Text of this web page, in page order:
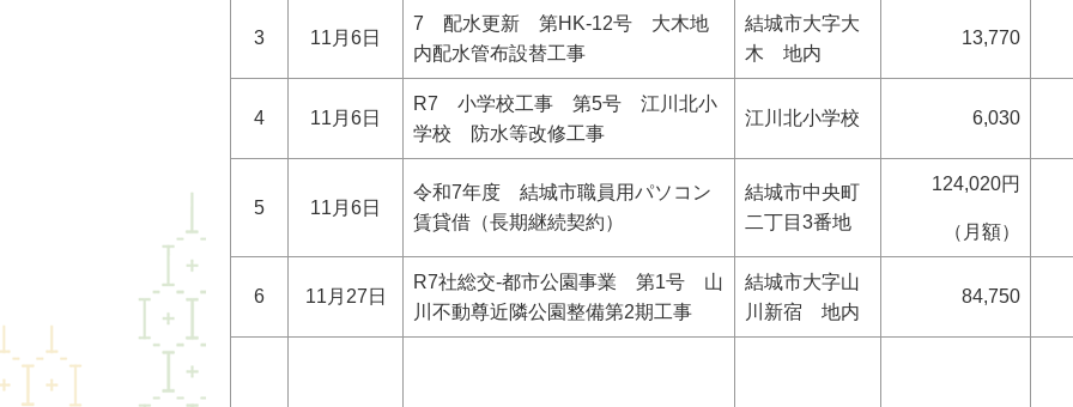
3 11月6日
7 配水更新 第HK-12号 大木地
内配水管布設替工事
結城市大字大
木 地内
13,770
4 11月6日
R7 小学校工事 第5号 江川北小
学校 防水等改修工事
江川北小学校 6,030
5 11月6日
令和7年度 結城市職員用パソコン
賃貸借（長期継続契約）
結城市中央町
二丁目3番地
124,020円
（月額）
6 11月27日
R7社総交-都市公園事業 第1号 山
川不動尊近隣公園整備第2期工事
結城市大字山
川新宿 地内
84,750